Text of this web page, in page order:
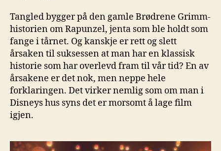
Tangled bygger på den gamle Brødrene Grimm-
historien om Rapunzel, jenta som ble holdt som
fange i tårnet. Og kanskje er rett og slett
årsaken til suksessen at man har en klassisk
historie som har overlevd fram til vår tid? En av
årsakene er det nok, men neppe hele
forklaringen. Det virker nemlig som om man i
Disneys hus syns det er morsomt å lage film
igjen.